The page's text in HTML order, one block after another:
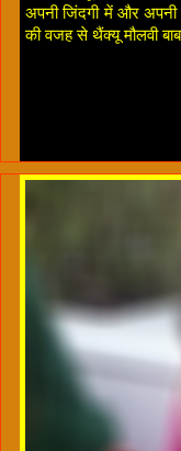
अपनी जिंदगी में और अपनी
की वजह से थैंक्यू मौलवी